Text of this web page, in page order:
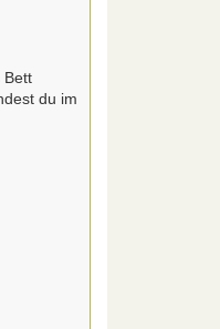
Bett
du im